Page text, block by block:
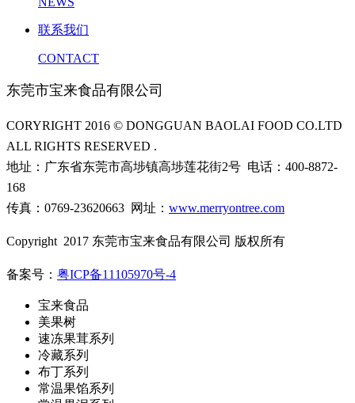
联系我们
CONTACT
东莞市宝来食品有限公司
CORYRIGHT 2016 © DONGGUAN BAOLAI FOOD CO.LTD
ALL RIGHTS RESERVED .
地址：广东省东莞市高埗镇高埗莲花街2号 电话：400-8872-
168
传真：0769-23620663 网址： www.merryontree.com
Copyright 2017 东莞市宝来食品有限公司 版权所有
备案号： 粤ICP备11105970号-4
宝来食品
美果树
速冻果茸系列
冷藏系列
布丁系列
常温果馅系列